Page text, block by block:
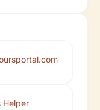
Helper